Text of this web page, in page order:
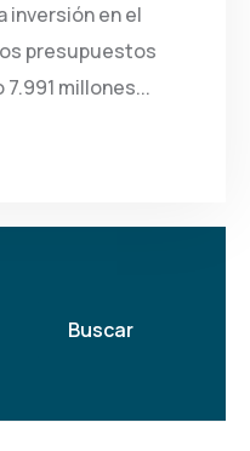
inversión en el
presupuestos
millones...
Buscar